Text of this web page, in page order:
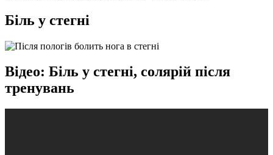
Біль у стегні
Відео: Біль у стегні, солярій після
тренувань